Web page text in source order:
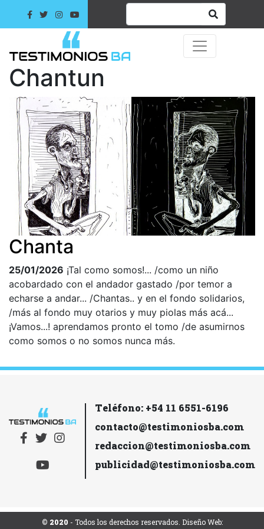
Chantun
Chanta
25/01/2026 ¡Tal como somos!... /como un niño
acobardado con el andador gastado /por temor a
echarse a andar... /Chantas.. y en el fondo solidarios,
/más al fondo muy otarios y muy piolas más acá...
¡Vamos...! aprendamos pronto el tomo /de asumirnos
como somos o no somos nunca más.
Teléfono: +54 11 6551-6196
contacto@testimoniosba.com
redaccion@testimoniosba.com
publicidad@testimoniosba.com
© 2020 - Todos los derechos reservados. Diseño Web: